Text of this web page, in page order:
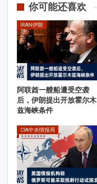
你可能还喜欢
IRAN伊朗
阿联酋一艘船遭受空袭
后，伊朗提出开放霍尔木
兹海峡条件
CIA中央情报局